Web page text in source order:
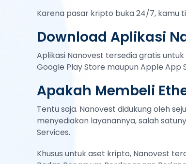
Karena pasar kripto buka 24/7, kamu
Download Aplikasi
Aplikasi Nanovest tersedia gratis
Google Play Store maupun Apple App
Apakah Membeli
Tentu saja. Nanovest didukung oleh
menyediakan layanannya, salah
Services.
Khusus untuk aset kripto, Nanovest